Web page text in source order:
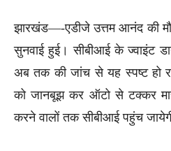
झारखंड—-एडीजे उत्तम आनंद की
सुनवाई हुई। सीबीआई के ज्वाइंट
अब तक की जांच से यह स्पष्ट हो
को जानबूझ कर ऑटो से टक्कर
करने वालों तक सीबीआई पहुंच